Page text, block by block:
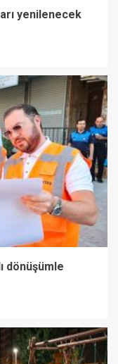
yenilenecek
dönüşümle